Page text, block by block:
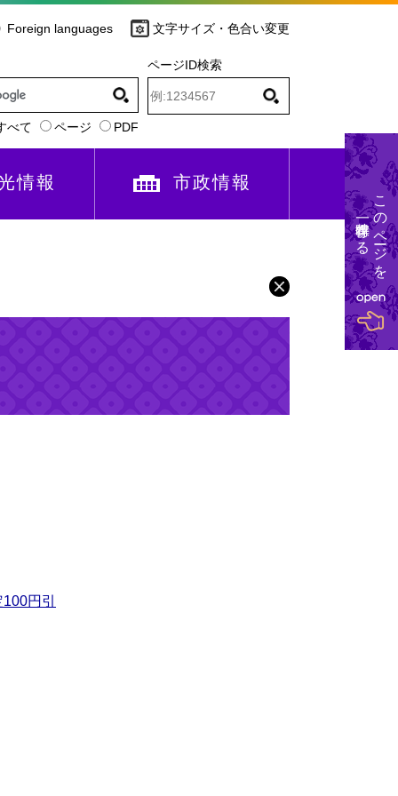
Foreign languages 文字サイズ・色合い変更
べて ページ PDF
ページID検索
情報 市政情報
円引
このページを
一時保存する